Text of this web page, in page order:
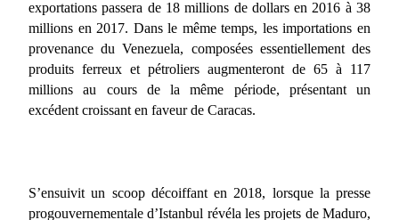
exportations passera de 18 millions de dollars en 2016 à 38
millions en 2017. Dans le même temps, les importations en
provenance du Venezuela, composées essentiellement des
produits ferreux et pétroliers augmenteront de 65 à 117
millions au cours de la même période, présentant un
excédent croissant en faveur de Caracas.
S’ensuivit un scoop décoiffant en 2018, lorsque la presse
progouvernementale d’Istanbul révéla les projets de Maduro,